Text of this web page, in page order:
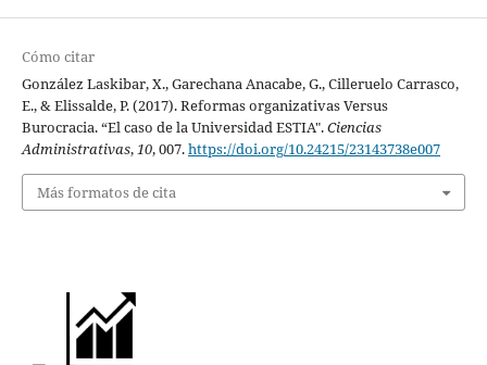
Cómo citar
González Laskibar, X., Garechana Anacabe, G., Cilleruelo Carrasco,
E., & Elissalde, P. (2017). Reformas organizativas Versus
Burocracia. “El caso de la Universidad ESTIA".Ciencias
Administrativas,10, 007.https://doi.org/10.24215/23143738e007
Más formatos de cita